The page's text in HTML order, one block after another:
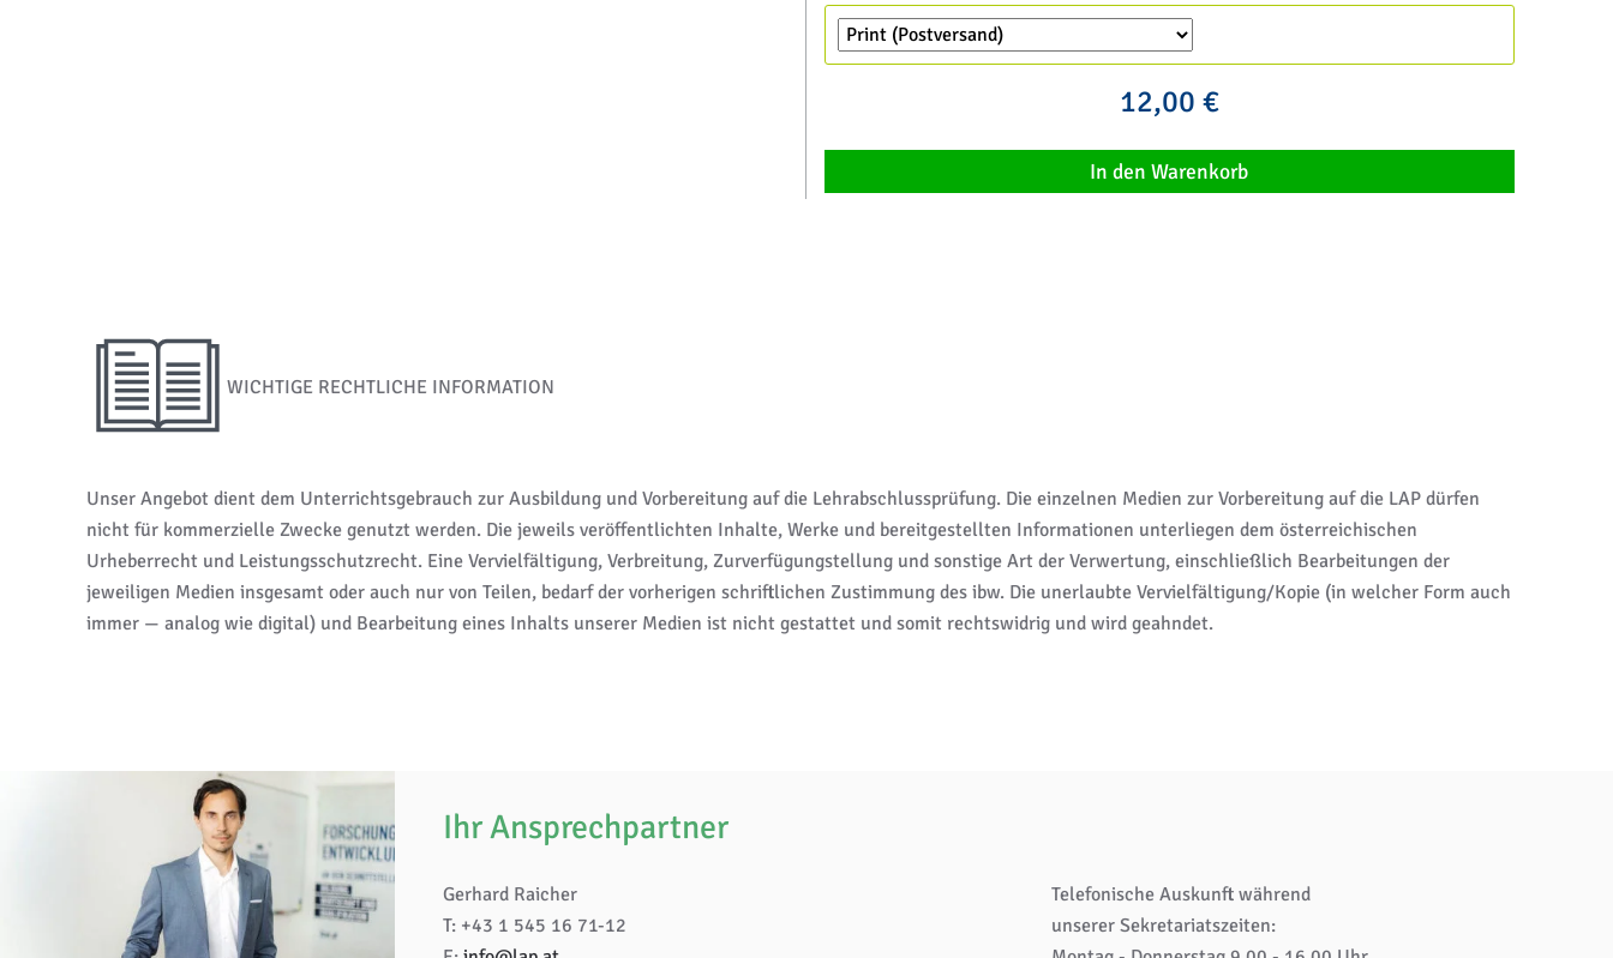
12,00 €
In den Warenkorb
WICHTIGE RECHTLICHE INFORMATION
Unser Angebot dient dem Unterrichtsgebrauch zur Ausbildung und Vorbereitung auf die Lehrabschlussprüfung. Die einzelnen Medien zur Vorbereitung auf die LAP dürfen
nicht für kommerzielle Zwecke genutzt werden. Die jeweils veröffentlichten Inhalte, Werke und bereitgestellten Informationen unterliegen dem österreichischen
Urheberrecht und Leistungsschutzrecht. Eine Vervielfältigung, Verbreitung, Zurverfügungstellung und sonstige Art der Verwertung, einschließlich Bearbeitungen der
jeweiligen Medien insgesamt oder auch nur von Teilen, bedarf der vorherigen schriftlichen Zustimmung des ibw. Die unerlaubte Vervielfältigung/Kopie (in welcher Form auch
immer — analog wie digital) und Bearbeitung eines Inhalts unserer Medien ist nicht gestattet und somit rechtswidrig und wird geahndet.
Ihr Ansprechpartner
Gerhard Raicher
T: +43 1 545 16 71-12
Telefonische Auskunft während
unserer Sekretariatszeiten: